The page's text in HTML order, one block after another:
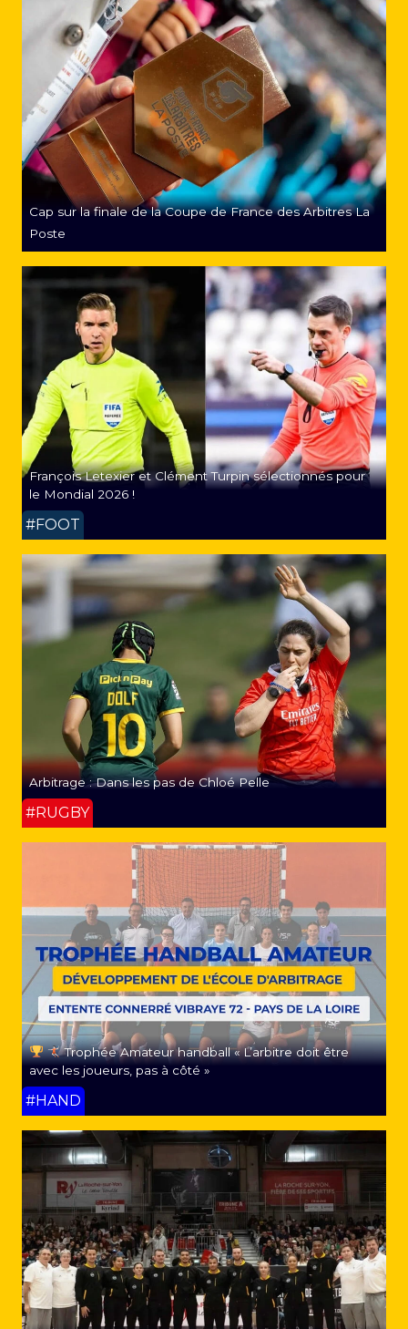
Cap sur la finale de la Coupe de France des Arbitres La
Poste
François Letexier et Clément Turpin sélectionnés pour
le Mondial 2026 !
#FOOT
Arbitrage : Dans les pas de Chloé Pelle
#RUGBY
Trophée Amateur handball « L’arbitre doit être
avec les joueurs, pas à côté »
#HAND